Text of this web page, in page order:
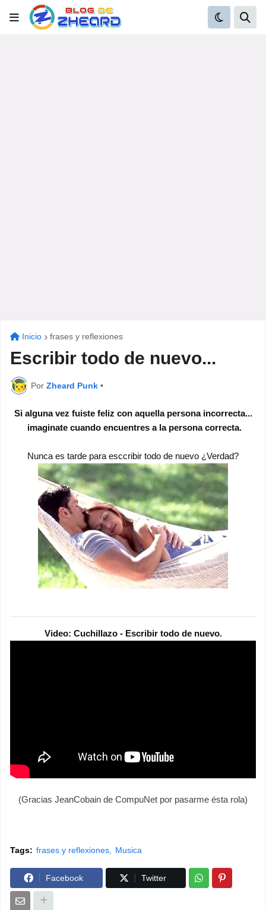
Inicio frases y reflexiones
Escribir todo de nuevo...
Por Zheard Punk •
Si alguna vez fuiste feliz con aquella persona incorrecta...
imaginate cuando encuentres a la persona correcta.
Nunca es tarde para esccribir todo de nuevo ¿Verdad?
Video: Cuchillazo - Escribir todo de nuevo.
(Gracias JeanCobain de CompuNet por pasarme ésta rola)
Tags: frases y reflexiones Musica
Facebook Twitter